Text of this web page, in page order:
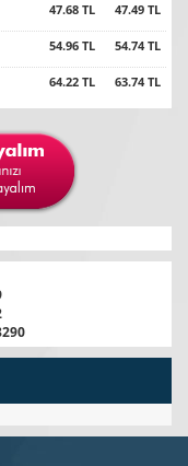
47.49 TL
47.68 TL
54.74 TL
54.96 TL
63.74 TL
64.22 TL